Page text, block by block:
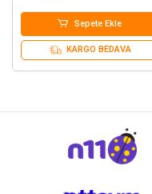
Sepete Ekle
KARGO BEDAVA